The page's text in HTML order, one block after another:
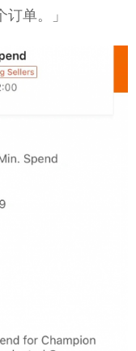
单。」